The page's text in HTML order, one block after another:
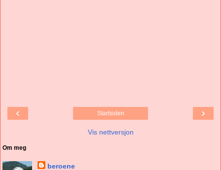
‹ ›
Startsiden
Vis nettversjon
Om meg
beroene